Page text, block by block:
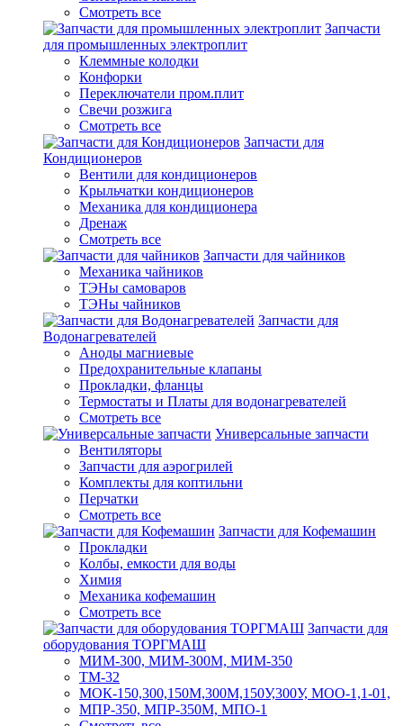
Смотреть все
Запчасти
для промышленных электроплит
Клеммные колодки
Конфорки
Переключатели пром.плит
Свечи розжига
Смотреть все
Запчасти для
Кондиционеров
Вентили для кондиционеров
Крыльчатки кондиционеров
Механика для кондиционера
Дренаж
Смотреть все
Запчасти для чайников
Механика чайников
ТЭНы самоваров
ТЭНы чайников
Запчасти для
Водонагревателей
Аноды магниевые
Предохранительные клапаны
Прокладки, фланцы
Термостаты и Платы для водонагревателей
Смотреть все
Универсальные запчасти
Вентиляторы
Запчасти для аэрогрилей
Комплекты для коптильни
Перчатки
Смотреть все
Запчасти для Кофемашин
Прокладки
Колбы, емкости для воды
Химия
Механика кофемашин
Смотреть все
Запчасти для
оборудования ТОРГМАШ
МИМ-300, МИМ-300М, МИМ-350
ТМ-32
МОК-150,300,150М,300М,150У,300У, МОО-1,1-01,
МПР-350, МПР-350М, МПО-1